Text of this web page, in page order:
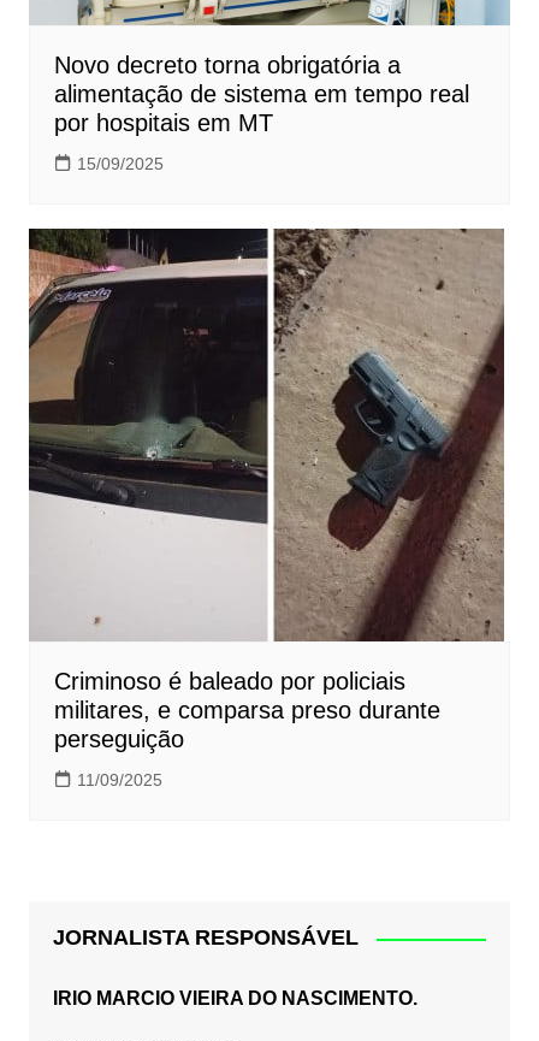
Novo decreto torna obrigatória a
alimentação de sistema em tempo real
por hospitais em MT
15/09/2025
Criminoso é baleado por policiais
militares, e comparsa preso durante
perseguição
11/09/2025
JORNALISTA RESPONSÁVEL
IRIO MARCIO VIEIRA DO NASCIMENTO.